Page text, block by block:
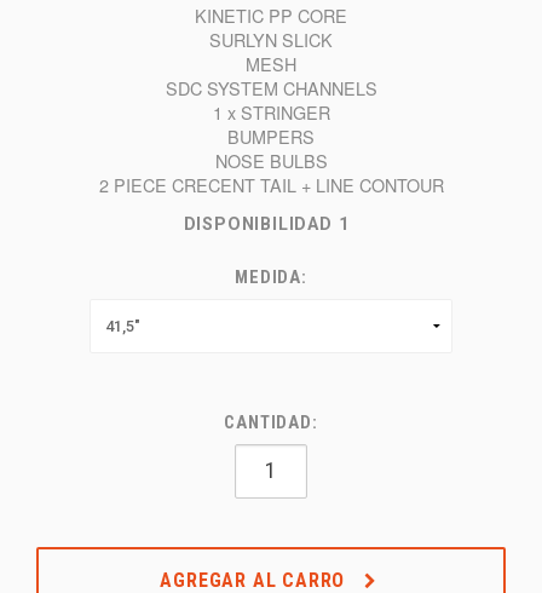
KINETIC PP CORE
SURLYN SLICK
MESH
SDC SYSTEM CHANNELS
1 x STRINGER
BUMPERS
NOSE BULBS
2 PIECE CRECENT TAIL + LINE CONTOUR
DISPONIBILIDAD 1
MEDIDA:
CANTIDAD:
AGREGAR AL CARRO